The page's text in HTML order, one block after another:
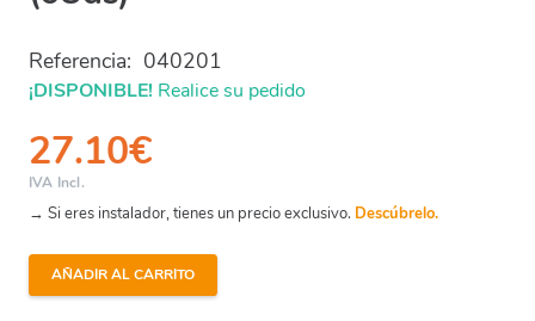
Referencia: 040201
¡DISPONIBLE! Realice su pedido
27.10€
IVA Incl.
→ Si eres instalador, tienes un precio exclusivo. Descúbrelo.
Cartucho
AÑADIR AL CARRITO